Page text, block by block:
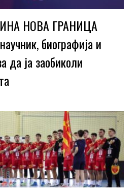
НОВА ГРАНИЦА
биографија и
да ја заобиколи